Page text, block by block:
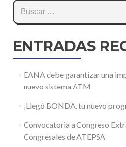
Buscar:
ENTRADAS
EANA debe garantizar una
nuevo sistema ATM
¡Llegó BONDA, tu nuevo
Convocatoria a Congreso
Congresales de ATEPSA